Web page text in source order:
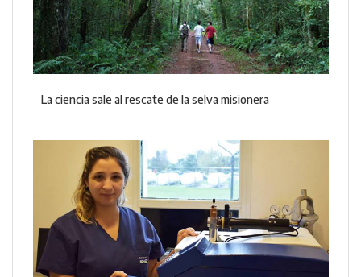
La ciencia sale al rescate de la selva misionera